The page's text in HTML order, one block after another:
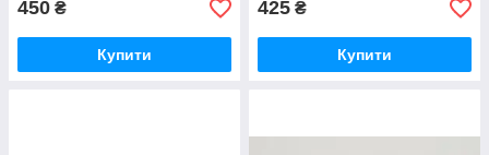
450 ₴
Купити
425 ₴
Купити